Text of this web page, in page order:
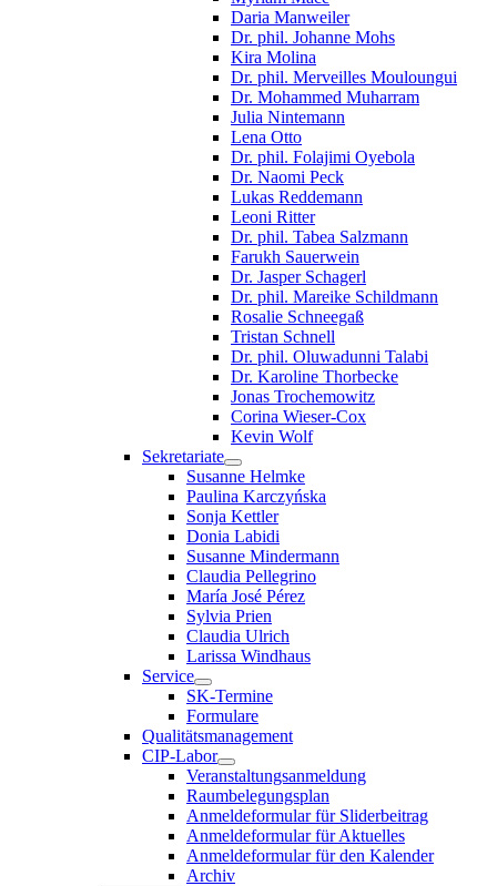
Daria Manweiler
Dr. phil. Johanne Mohs
Kira Molina
Dr. phil. Merveilles Mouloungui
Dr. Mohammed Muharram
Julia Nintemann
Lena Otto
Dr. phil. Folajimi Oyebola
Dr. Naomi Peck
Lukas Reddemann
Leoni Ritter
Dr. phil. Tabea Salzmann
Farukh Sauerwein
Dr. Jasper Schagerl
Dr. phil. Mareike Schildmann
Rosalie Schneegaß
Tristan Schnell
Dr. phil. Oluwadunni Talabi
Dr. Karoline Thorbecke
Jonas Trochemowitz
Corina Wieser-Cox
Kevin Wolf
Sekretariate
Susanne Helmke
Paulina Karczyńska
Sonja Kettler
Donia Labidi
Susanne Mindermann
Claudia Pellegrino
María José Pérez
Sylvia Prien
Claudia Ulrich
Larissa Windhaus
Service
SK-Termine
Formulare
Qualitätsmanagement
CIP-Labor
Veranstaltungsanmeldung
Raumbelegungsplan
Anmeldeformular für Sliderbeitrag
Anmeldeformular für Aktuelles
Anmeldeformular für den Kalender
Archiv